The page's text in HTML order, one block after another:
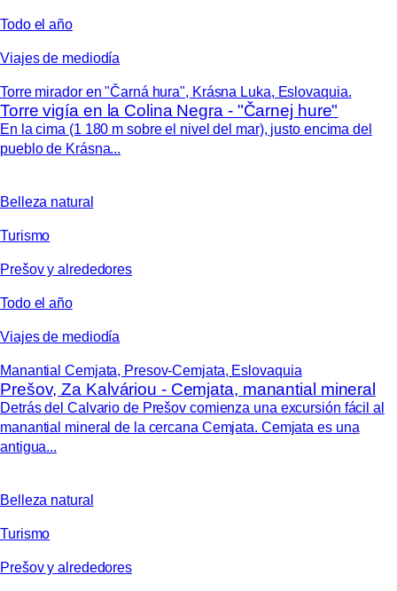
Todo el año
Viajes de mediodía
Torre mirador en "Čarná hura", Krásna Luka, Eslovaquia.
Torre vigía en la Colina Negra - "Čarnej hure"
En la cima (1 180 m sobre el nivel del mar), justo encima del
pueblo de Krásna...
Belleza natural
Turismo
Prešov y alrededores
Todo el año
Viajes de mediodía
Manantial Cemjata, Presov-Cemjata, Eslovaquia
Prešov, Za Kalváriou - Cemjata, manantial mineral
Detrás del Calvario de Prešov comienza una excursión fácil al
manantial mineral de la cercana Cemjata. Cemjata es una
antigua...
Belleza natural
Turismo
Prešov y alrededores